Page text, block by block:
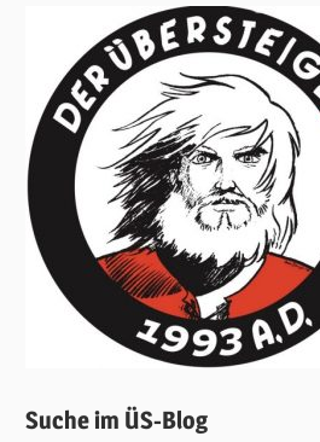
Suche im ÜS-Blog